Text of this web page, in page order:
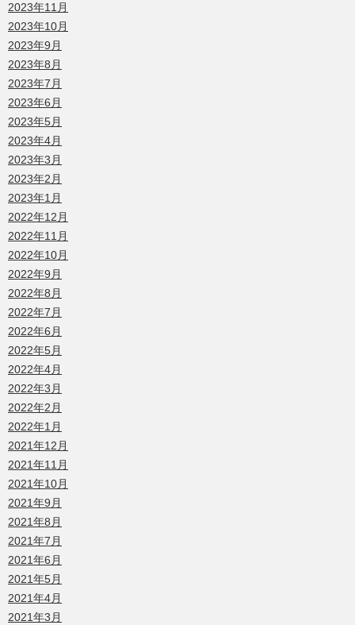
2023年11月
2023年10月
2023年9月
2023年8月
2023年7月
2023年6月
2023年5月
2023年4月
2023年3月
2023年2月
2023年1月
2022年12月
2022年11月
2022年10月
2022年9月
2022年8月
2022年7月
2022年6月
2022年5月
2022年4月
2022年3月
2022年2月
2022年1月
2021年12月
2021年11月
2021年10月
2021年9月
2021年8月
2021年7月
2021年6月
2021年5月
2021年4月
2021年3月